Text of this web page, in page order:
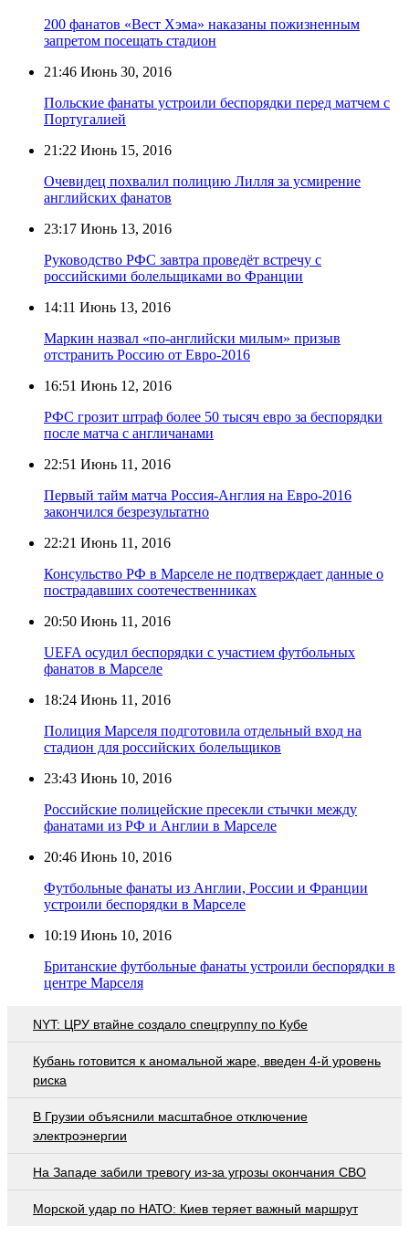
200 фанатов «Вест Хэма» наказаны пожизненным
запретом посещать стадион
21:46 Июнь 30, 2016
Польские фанаты устроили беспорядки перед матчем с
Португалией
21:22 Июнь 15, 2016
Очевидец похвалил полицию Лилля за усмирение
английских фанатов
23:17 Июнь 13, 2016
Руководство РФС завтра проведёт встречу с
российскими болельщиками во Франции
14:11 Июнь 13, 2016
Маркин назвал «по-английски милым» призыв
отстранить Россию от Евро-2016
16:51 Июнь 12, 2016
РФС грозит штраф более 50 тысяч евро за беспорядки
после матча с англичанами
22:51 Июнь 11, 2016
Первый тайм матча Россия-Англия на Евро-2016
закончился безрезультатно
22:21 Июнь 11, 2016
Консульство РФ в Марселе не подтверждает данные о
пострадавших соотечественниках
20:50 Июнь 11, 2016
UEFA осудил беспорядки с участием футбольных
фанатов в Марселе
18:24 Июнь 11, 2016
Полиция Марселя подготовила отдельный вход на
стадион для российских болельщиков
23:43 Июнь 10, 2016
Российские полицейские пресекли стычки между
фанатами из РФ и Англии в Марселе
20:46 Июнь 10, 2016
Футбольные фанаты из Англии, России и Франции
устроили беспорядки в Марселе
10:19 Июнь 10, 2016
Британские футбольные фанаты устроили беспорядки в
центре Марселя
NYT: ЦРУ втайне создало спецгруппу по Кубе
Кубань готовится к аномальной жаре, введен 4-й уровень
риска
В Грузии объяснили масштабное отключение
электроэнергии
На Западе забили тревогу из-за угрозы окончания СВО
Морской удар по НАТО: Киев теряет важный маршрут